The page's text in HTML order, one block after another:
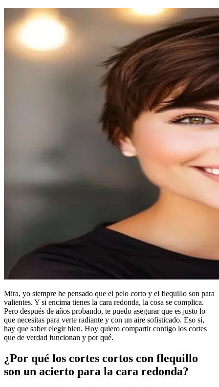
Mira, yo siempre he pensado que el pelo corto y el flequillo son para
valientes. Y si encima tienes la cara redonda, la cosa se complica.
Pero después de años probando, te puedo asegurar que es justo lo
que necesitas para verte radiante y con un aire sofisticado. Eso sí,
hay que saber elegir bien. Hoy quiero compartir contigo los cortes
que de verdad funcionan y por qué.
¿Por qué los cortes cortos con flequillo
son un acierto para la cara redonda?